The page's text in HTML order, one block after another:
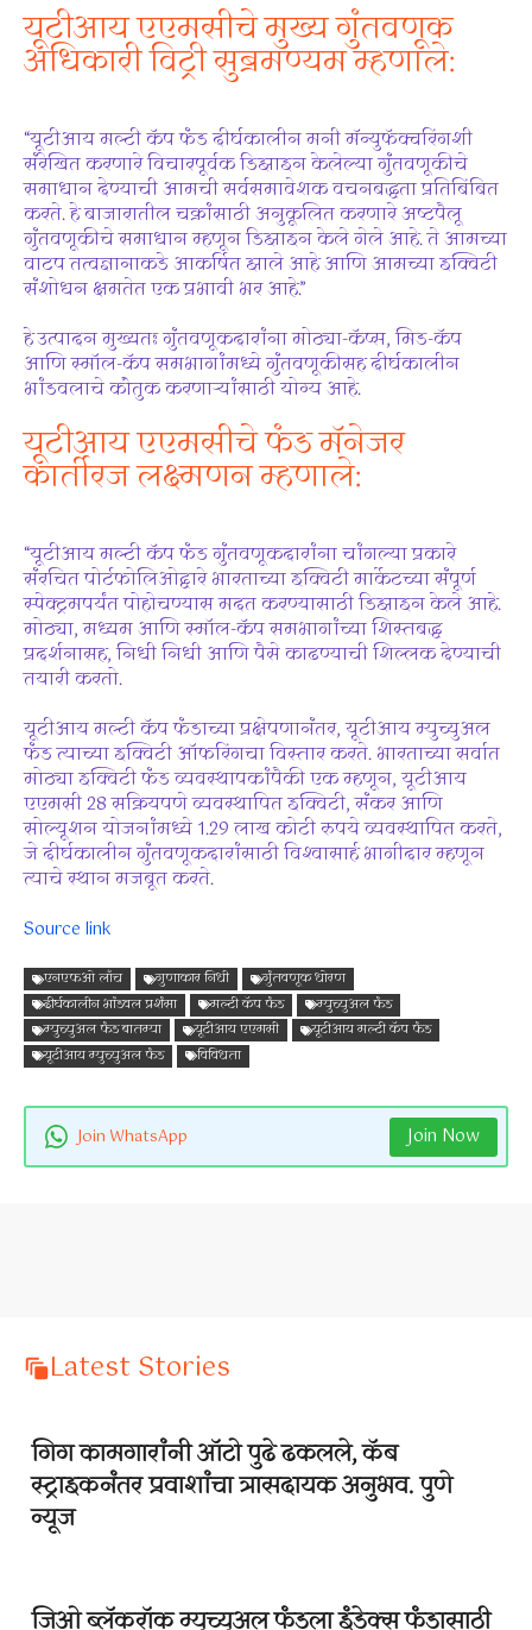
यूटीआय एएमसीचे मुख्य गुंतवणूक
अधिकारी विट्री सुब्रमण्यम म्हणाले:
“यूटीआय मल्टी कॅप फंड दीर्घकालीन मनी मॅन्युफॅक्चरिंगशी
संरेखित करणारे विचारपूर्वक डिझाइन केलेल्या गुंतवणूकीचे
समाधान देण्याची आमची सर्वसमावेशक वचनबद्धता प्रतिबिंबित
करते. हे बाजारातील चक्रांसाठी अनुकूलित करणारे अष्टपैलू
गुंतवणूकीचे समाधान म्हणून डिझाइन केले गेले आहे. ते आमच्या
वाटप तत्वज्ञानाकडे आकर्षित झाले आहे आणि आमच्या इक्विटी
संशोधन क्षमतेत एक प्रभावी भर आहे.”
हे उत्पादन मुख्यतः गुंतवणूकदारांना मोठ्या-कॅप्स, मिड-कॅप
आणि स्मॉल-कॅप समभागांमध्ये गुंतवणूकीसह दीर्घकालीन
भांडवलाचे कौतुक करणार्‍यांसाठी योग्य आहे.
यूटीआय एएमसीचे फंड मॅनेजर
कार्तीरज लक्ष्मणन म्हणाले:
“यूटीआय मल्टी कॅप फंड गुंतवणूकदारांना चांगल्या प्रकारे
संरचित पोर्टफोलिओद्वारे भारताच्या इक्विटी मार्केटच्या संपूर्ण
स्पेक्ट्रमपर्यंत पोहोचण्यास मदत करण्यासाठी डिझाइन केले आहे.
मोठ्या, मध्यम आणि स्मॉल-कॅप समभागांच्या शिस्तबद्ध
प्रदर्शनासह, निधी निधी आणि पैसे काढण्याची शिल्लक देण्याची
तयारी करतो.
यूटीआय मल्टी कॅप फंडाच्या प्रक्षेपणानंतर, यूटीआय म्युच्युअल
फंड त्याच्या इक्विटी ऑफरिंगचा विस्तार करते. भारताच्या सर्वात
मोठ्या इक्विटी फंड व्यवस्थापकांपैकी एक म्हणून, यूटीआय
एएमसी 28 सक्रियपणे व्यवस्थापित इक्विटी, संकर आणि
सोल्यूशन योजनांमध्ये 1.29 लाख कोटी रुपये व्यवस्थापित करते,
जे दीर्घकालीन गुंतवणूकदारांसाठी विश्वासार्ह भागीदार म्हणून
त्याचे स्थान मजबूत करते.
Source link
एनएफओ लाँच गुणाकार निधी
गुंतवणूक धोरण
दीर्घकालीन भांडवल प्रशंसा
मल्टी कॅप फंड
म्युच्युअल फंड
म्युच्युअल फंड बातम्या
यूटीआय एएमसी
यूटीआय मल्टी कॅप फंड
यूटीआय म्युच्युअल फंड
विविधता
Join WhatsApp Join Now
Latest Stories
गिग कामगारांनी ऑटो पुढे ढकलले, कॅब
स्ट्राइकनंतर प्रवाशांचा त्रासदायक अनुभव. पुणे
न्यूज
जिओ ब्लॅकरॉक म्युच्युअल फंडला इंडेक्स फंडासाठी